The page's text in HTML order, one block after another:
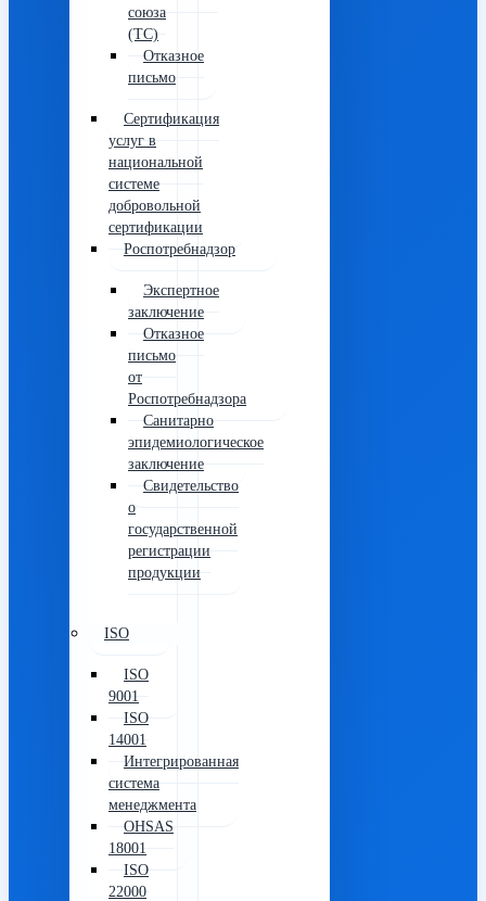
союза
(ТС)
Отказное
письмо
Сертификация
услуг в
национальной
системе
добровольной
сертификации
Роспотребнадзор
Экспертное
заключение
Отказное
письмо
от
Роспотребнадзора
Санитарно
эпидемиологическое
заключение
Свидетельство
о
государственной
регистрации
продукции
ISO
ISO
9001
ISO
14001
Интегрированная
система
менеджмента
OHSAS
18001
ISO
22000